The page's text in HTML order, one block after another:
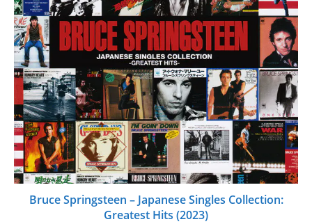
Bruce Springsteen – Japanese Singles Collection:
Greatest Hits (2023)